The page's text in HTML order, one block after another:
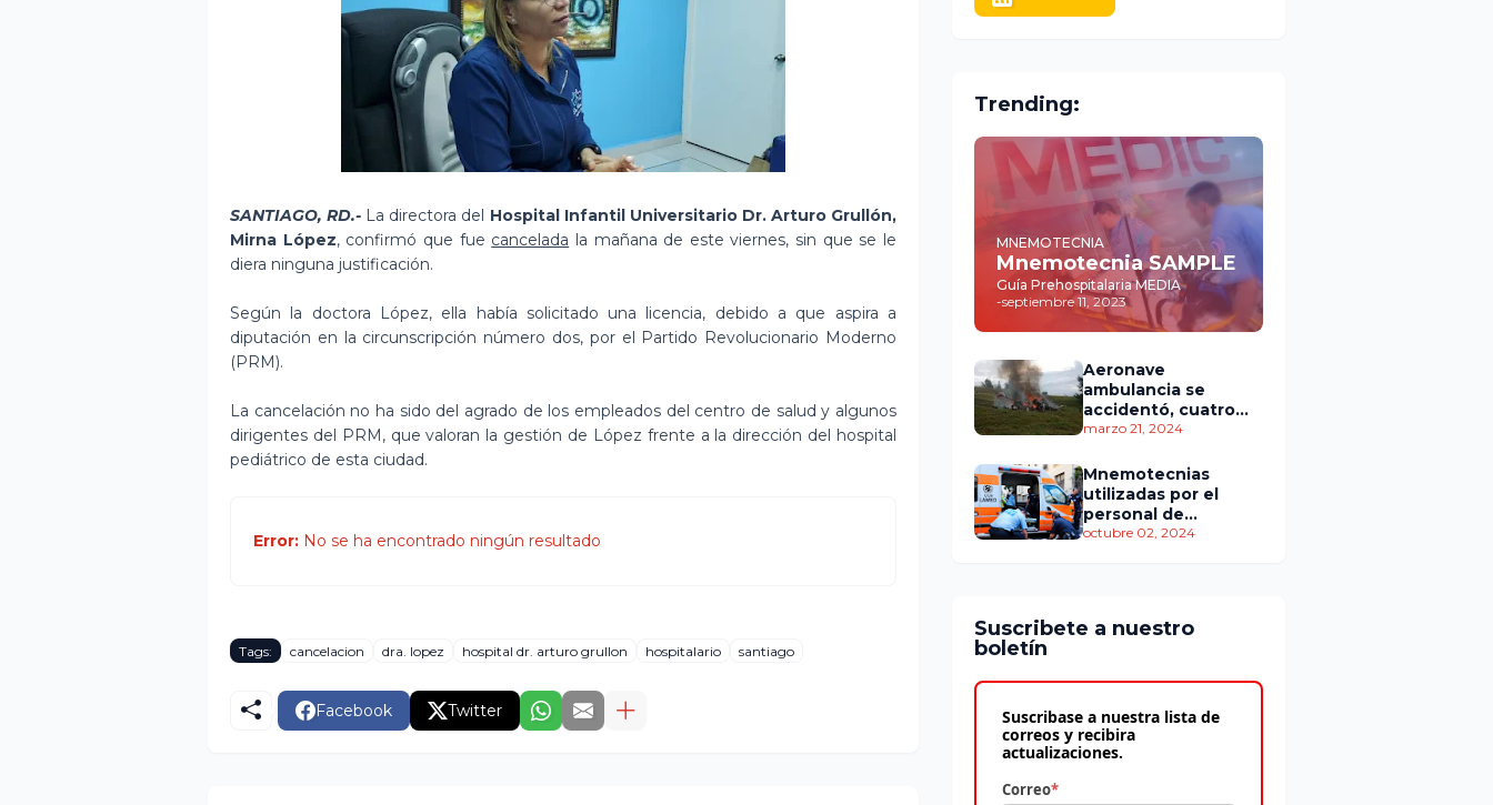
SANTIAGO, RD.- La directora del Hospital Infantil Universitario Dr. Arturo Grullón,
Mirna López, confirmó que fue cancelada la mañana de este viernes, sin que se le
diera ninguna justificación.
Según la doctora López, ella había solicitado una licencia, debido a que aspira a
diputación en la circunscripción número dos, por el Partido Revolucionario Moderno
(PRM).
La cancelación no ha sido del agrado de los empleados del centro de salud y algunos
dirigentes del PRM, que valoran la gestión de López frente a la dirección del hospital
pediátrico de esta ciudad.
Error: No se ha encontrado ningún resultado
Tags: cancelacion dra. lopez hospital dr. arturo grullon hospitalario santiago
Facebook Twitter
Trending:
MNEMOTECNIA
Mnemotecnia SAMPLE
Guía Prehospitalaria MEDIA
-septiembre 11, 2023
Aeronave
ambulancia se
accidentó, cuatro
personas murieron
marzo 21, 2024
Mnemotecnias
utilizadas por el
personal de
atención
octubre 02, 2024
Suscribete a nuestro
boletín
Suscribase a nuestra lista de
correos y recibira
actualizaciones.
Correo*